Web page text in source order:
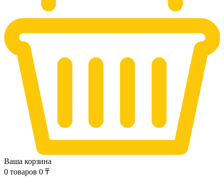
Ваша корзина
0 товаров 0 ₸